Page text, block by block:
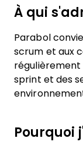
À qui
Parabol
scrum et aux
régulièrement
sprint et des
Pourquoi